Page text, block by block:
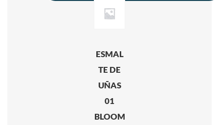
ESMAL
TE DE
UÑAS
01
BLOOM